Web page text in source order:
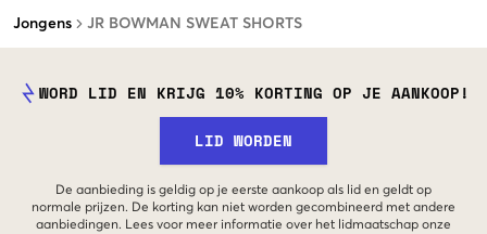
Jongens JR BOWMAN SWEAT SHORTS
WORD LID EN KRIJG 10% KORTING OP JE AANKOOP!
LID WORDEN
De aanbieding is geldig op je eerste aankoop als lid en geldt op
normale prijzen. De korting kan niet worden gecombineerd met andere
aanbiedingen. Lees voor meer informatie over het lidmaatschap onze